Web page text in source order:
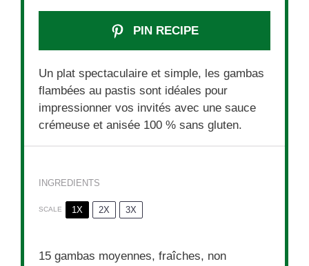
PIN RECIPE
Un plat spectaculaire et simple, les gambas
flambées au pastis sont idéales pour
impressionner vos invités avec une sauce
crémeuse et anisée 100 % sans gluten.
INGREDIENTS
SCALE 1X 2X 3X
15 gambas moyennes, fraîches, non